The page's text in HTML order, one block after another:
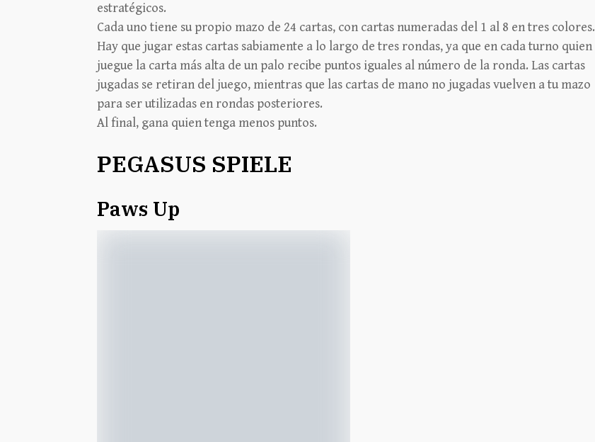
estratégicos.
Cada uno tiene su propio mazo de 24 cartas, con cartas numeradas del 1 al 8 en tres colores.
Hay que jugar estas cartas sabiamente a lo largo de tres rondas, ya que en cada turno quien
juegue la carta más alta de un palo recibe puntos iguales al número de la ronda. Las cartas
jugadas se retiran del juego, mientras que las cartas de mano no jugadas vuelven a tu mazo
para ser utilizadas en rondas posteriores.
Al final, gana quien tenga menos puntos.
PEGASUS SPIELE
Paws Up